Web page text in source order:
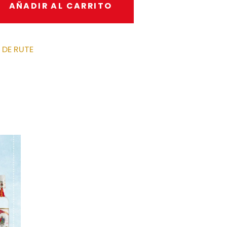
AÑADIR AL CARRITO
RUTE